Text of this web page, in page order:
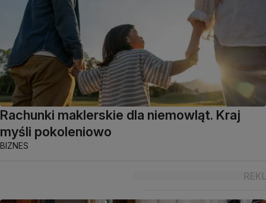
Rachunki maklerskie dla niemowląt. Kraj
myśli pokoleniowo
BIZNES